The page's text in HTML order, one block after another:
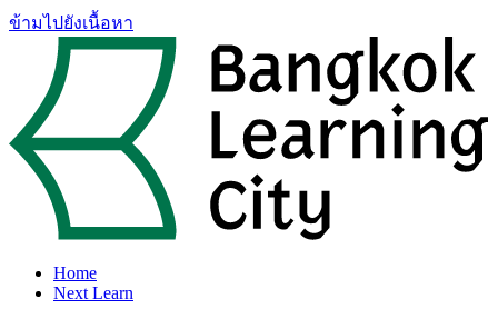
ข้ามไปยังเนื้อหา
Home
Next Learn